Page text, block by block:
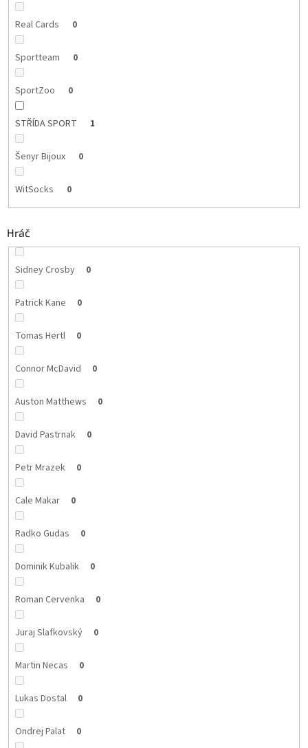
Real Cards 0
Sportteam 0
SportZoo 0
STŘÍDA SPORT 1
Šenyr Bijoux 0
WitSocks 0
Hráč
Sidney Crosby 0
Patrick Kane 0
Tomas Hertl 0
Connor McDavid 0
Auston Matthews 0
David Pastrnak 0
Petr Mrazek 0
Cale Makar 0
Radko Gudas 0
Dominik Kubalik 0
Roman Cervenka 0
Juraj Slafkovský 0
Martin Necas 0
Lukas Dostal 0
Ondrej Palat 0